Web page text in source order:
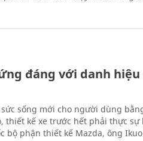
đáng với danh
sống mới cho người dùng
thiết kế xe trước hết phải thực sự
bộ phận thiết kế Mazda, ông